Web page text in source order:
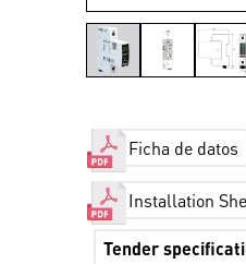
Ficha de datos
Installation
Tender